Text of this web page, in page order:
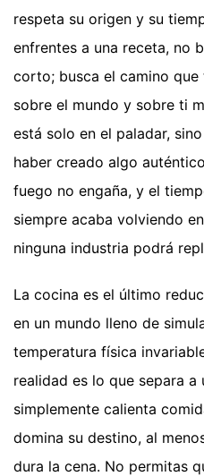
respeta su origen y su
enfrentes a una receta, no
corto; busca el camino que
sobre el mundo y sobre ti
está solo en el paladar,
haber creado algo
fuego no engaña, y el
siempre acaba volviendo
ninguna industria podrá
La cocina es el último
en un mundo lleno de
temperatura física
realidad es lo que separa
simplemente calienta
domina su destino, al
dura la cena. No permitas